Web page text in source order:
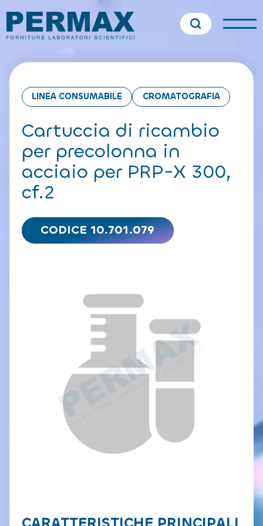
LINEA CONSUMABILE CROMATOGRAFIA
Cartuccia di ricambio
per precolonna in
acciaio per PRP-X 300,
cf.2
CODICE 10.701.079